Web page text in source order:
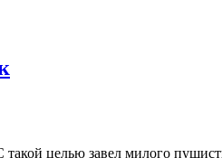
целью завел милого